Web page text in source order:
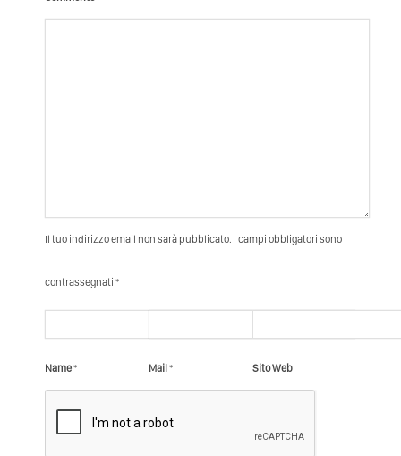
Il tuo indirizzo email non sarà pubblicato. I campi obbligatori sono
contrassegnati *
Name* Mail * Sito Web